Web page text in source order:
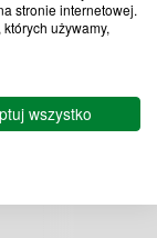
stronie internetowej.
używamy,
wszystko
i grypa